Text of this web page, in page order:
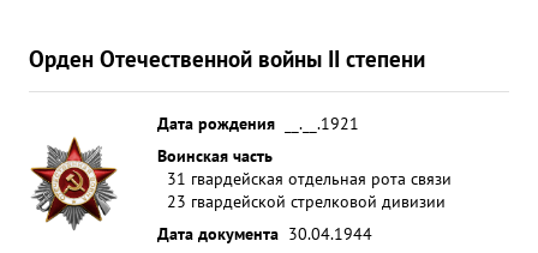
Орден Отечественной войны II степени
Дата рождения
__.__.1921
Воинская часть
31 гвардейская отдельная рота связи
23 гвардейской стрелковой дивизии
Дата документа 30.04.1944